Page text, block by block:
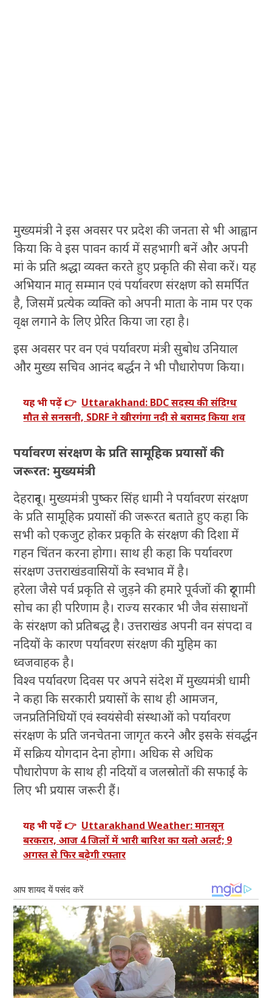
मुख्यमंत्री ने इस अवसर पर प्रदेश की जनता से भी आह्वान
किया कि वे इस पावन कार्य में सहभागी बनें और अपनी
मां के प्रति श्रद्धा व्यक्त करते हुए प्रकृति की सेवा करें। यह
अभियान मातृ सम्मान एवं पर्यावरण संरक्षण को समर्पित
है, जिसमें प्रत्येक व्यक्ति को अपनी माता के नाम पर एक
वृक्ष लगाने के लिए प्रेरित किया जा रहा है।
इस अवसर पर वन एवं पर्यावरण मंत्री सुबोध उनियाल
और मुख्य सचिव आनंद बर्द्धन ने भी पौधारोपण किया।
यह भी पढ़ें 👉 Uttarakhand: BDC सदस्य की संदिग्ध
मौत से सनसनी, SDRF ने खीरगंगा नदी से बरामद किया शव
पर्यावरण संरक्षण के प्रति सामूहिक प्रयासों की
जरूरत: मुख्यमंत्री
देहरादून। मुख्यमंत्री पुष्कर सिंह धामी ने पर्यावरण संरक्षण
के प्रति सामूहिक प्रयासों की जरूरत बताते हुए कहा कि
सभी को एकजुट होकर प्रकृति के संरक्षण की दिशा में
गहन चिंतन करना होगा। साथ ही कहा कि पर्यावरण
संरक्षण उत्तराखंडवासियों के स्वभाव में है।
हरेला जैसे पर्व प्रकृति से जुड़ने की हमारे पूर्वजों की दूरगामी
सोच का ही परिणाम है। राज्य सरकार भी जैव संसाधनों
के संरक्षण को प्रतिबद्ध है। उत्तराखंड अपनी वन संपदा व
नदियों के कारण पर्यावरण संरक्षण की मुहिम का
ध्वजवाहक है।
विश्व पर्यावरण दिवस पर अपने संदेश में मुख्यमंत्री धामी
ने कहा कि सरकारी प्रयासों के साथ ही आमजन,
जनप्रतिनिधियों एवं स्वयंसेवी संस्थाओं को पर्यावरण
संरक्षण के प्रति जनचेतना जागृत करने और इसके संवर्द्धन
में सक्रिय योगदान देना होगा। अधिक से अधिक
पौधारोपण के साथ ही नदियों व जलस्रोतों की सफाई के
लिए भी प्रयास जरूरी हैं।
यह भी पढ़ें 👉 Uttarakhand Weather: मानसून
बरकरार, आज 4 जिलों में भारी बारिश का यलो अलर्ट; 9
अगस्त से फिर बढ़ेगी रफ्तार